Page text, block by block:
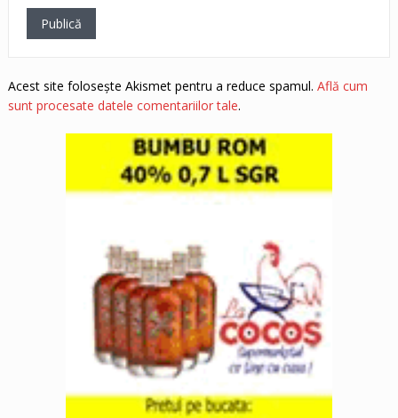
Acest site folosește Akismet pentru a reduce spamul. Află cum
sunt procesate datele comentariilor tale.